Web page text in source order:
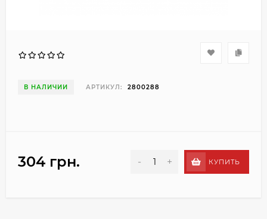
В НАЛИЧИИ АРТИКУЛ: 2800288
304 грн. - + КУПИТЬ